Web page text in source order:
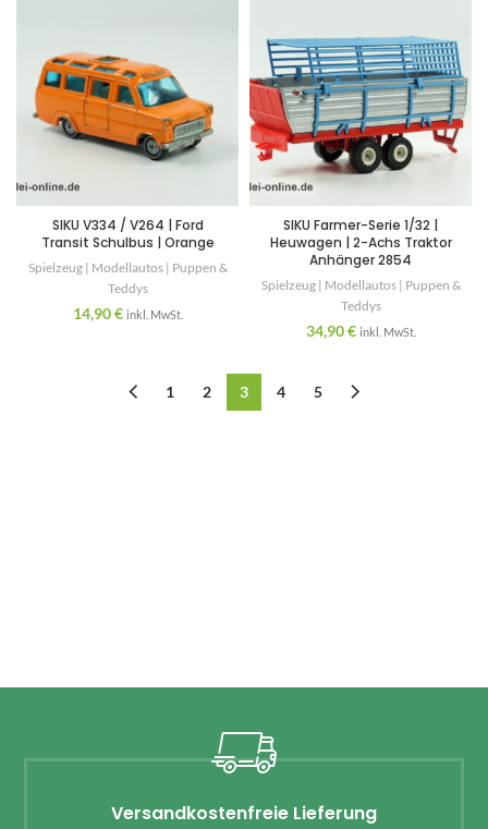
SIKU V334 / V264 | Ford
Transit Schulbus | Orange
Spielzeug | Modellautos | Puppen &
Teddys
14,90€ inkl. MwSt.
SIKU Farmer-Serie 1/32 |
Heuwagen | 2-Achs Traktor
Anhänger 2854
Spielzeug | Modellautos | Puppen &
Teddys
34,90€ inkl. MwSt.
1 2 3 4 5
Versandkostenfreie Lieferung